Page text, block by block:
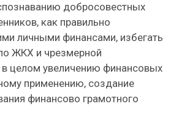
добросовестных
как правильно
личными финансами, избегать
ЖКХ и чрезмерной
в целом увеличению финансовых
применению, создание
финансово грамотного